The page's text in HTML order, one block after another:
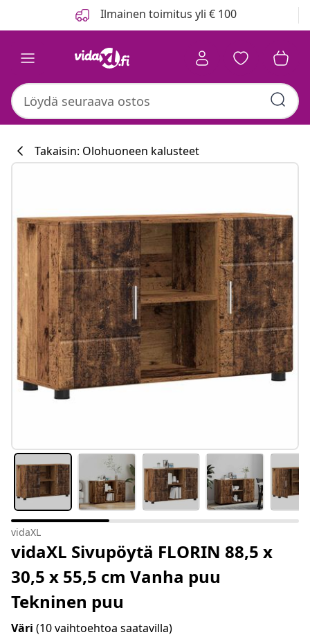
Ilmainen toimitus yli € 100
#sharemevidaxl
Takaisin: Olohuoneen kalusteet
vidaXL
vidaXL Sivupöytä FLORIN 88,5 x
30,5 x 55,5 cm Vanha puu
Tekninen puu
Väri (10 vaihtoehtoa saatavilla)